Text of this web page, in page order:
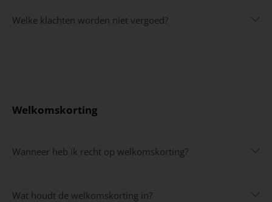
Welke klachten worden niet vergoed?
Welkomskorting
Wanneer heb ik recht op welkomskorting?
Wat houdt de welkomskorting in?